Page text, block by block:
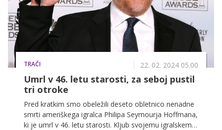
TRAČI 22. 02. 2024 05.00
Umrl v 46. letu starosti, za seboj pustil
tri otroke
Pred kratkim smo obeležili deseto obletnico nenadne
smrti ameriškega igralca Philipa Seymourja Hoffmana,
ki je umrl v 46. letu starosti. Kljub svojemu igralskemu